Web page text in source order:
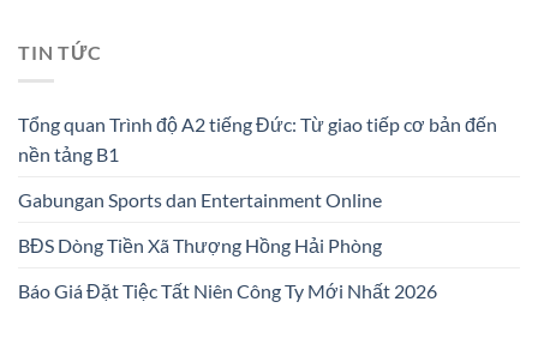
TIN TỨC
Tổng quan Trình độ A2 tiếng Đức: Từ giao tiếp cơ bản đến
nền tảng B1
Gabungan Sports dan Entertainment Online
BĐS Dòng Tiền Xã Thượng Hồng Hải Phòng
Báo Giá Đặt Tiệc Tất Niên Công Ty Mới Nhất 2026